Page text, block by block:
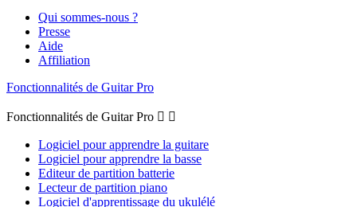
Qui sommes-nous ?
Presse
Aide
Affiliation
Fonctionnalités de Guitar Pro
Fonctionnalités de Guitar Pro  
Logiciel pour apprendre la guitare
Logiciel pour apprendre la basse
Editeur de partition batterie
Lecteur de partition piano
Logiciel d'apprentissage du ukulélé